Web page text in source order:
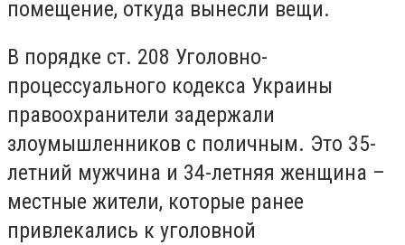
помещение, откуда вынесли вещи.
В порядке ст. 208 Уголовно-
процессуального кодекса Украины
правоохранители задержали
злоумышленников с поличным. Это 35-
летний мужчина и 34-летняя женщина –
местные жители, которые ранее
привлекались к уголовной